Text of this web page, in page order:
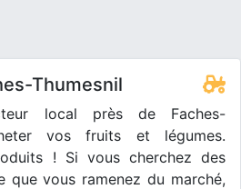
Thumesnil
local près de Faches-
vos fruits et légumes.
! Si vous cherchez des
que vous ramenez du marché,